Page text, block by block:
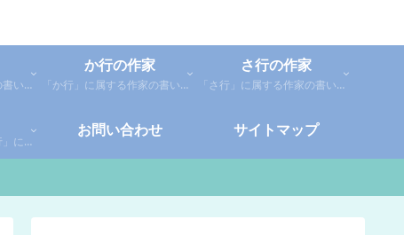
「あ行」に属する作家の書いた本の感想です。「あ」「い」「う」「え」「お」に分類しているので、お好きな作家の作品を探してみてください。
か行の作家
「か行」に属する作家の書いた本の感想です。さらに「か」「き」「く」「け」「こ」に分類していあります。お好きな作家の作品を探してみてください。
さ行の作家
「さ行」に属する作家の書いた本の感想です。さらに「さ」「し」「す」「せ」「そ」に分類していあります。お好きな作家の作品を探してみてください。
「や行」「ら行」「わ行」に属する作家の書いた本の感想です。さらに「や」「ゆ」「よ」「り」「れ」「わ」に分類していあります。お好きな作家の作品を探してみてください。
お問い合わせ サイトマップ